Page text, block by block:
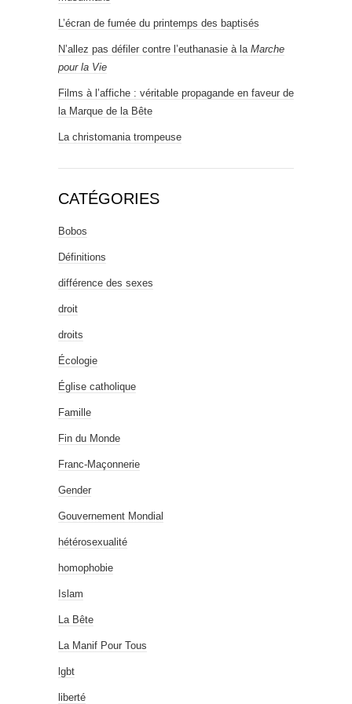
L’écran de fumée du printemps des baptisés
N’allez pas défiler contre l’euthanasie à la Marche
pour la Vie
Films à l’affiche : véritable propagande en faveur de
la Marque de la Bête
La christomania trompeuse
CATÉGORIES
Bobos
Définitions
différence des sexes
droit
droits
Écologie
Église catholique
Famille
Fin du Monde
Franc-Maçonnerie
Gender
Gouvernement Mondial
hétérosexualité
homophobie
Islam
La Bête
La Manif Pour Tous
lgbt
liberté